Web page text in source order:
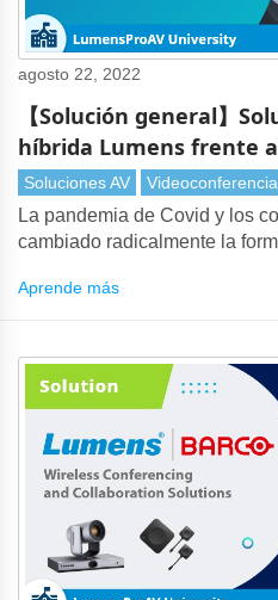
agosto 22, 2022
【Solución general】
híbrida Lumens frente
Soluciones AV Videoconferencia
La pandemia de Covid y los
cambiado radicalmente la
cumbres internacionales,
sistema de conferencias debe
con el sistema de
Aprende más